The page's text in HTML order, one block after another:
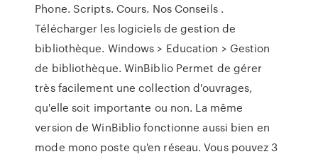
Phone. Scripts. Cours. Nos Conseils .
Télécharger les logiciels de gestion de
bibliothèque. Windows > Education > Gestion
de bibliothèque. WinBiblio Permet de gérer
très facilement une collection d'ouvrages,
qu'elle soit importante ou non. La même
version de WinBiblio fonctionne aussi bien en
mode mono poste qu'en réseau. Vous pouvez 3